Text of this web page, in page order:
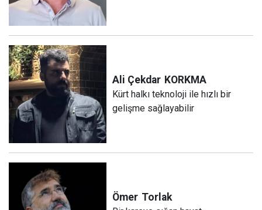
Ali Çekdar KORKMA
Kürt halkı teknoloji ile hızlı bir
gelişme sağlayabilir
Ömer Torlak